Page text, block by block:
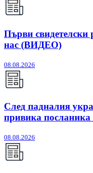
Първи свидетелски
нас (ВИДЕО)
08.08.2026
След падналия
привика
08.08.2026